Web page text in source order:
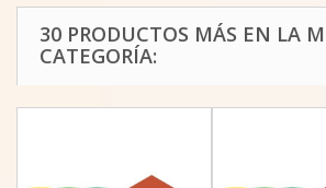
30 PRODUCTOS MÁS EN LA
CATEGORÍA: